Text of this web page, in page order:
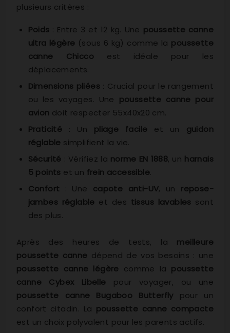
plusieurs critères :
Poids : Entre 3 et 12 kg. Une poussette canne
ultra légère (sous 6 kg) comme la poussette
canne Chicco est idéale pour les
déplacements.
Dimensions pliées : Crucial pour le rangement
ou les voyages. Une poussette canne pour
avion doit respecter 55x40x20 cm.
Praticité : Un pliage facile et un guidon
réglable simplifient la vie.
Sécurité : Vérifiez la norme EN 1888, un harnais
5 points et un frein accessible.
Confort : Une capote anti-UV, un repose-
jambes réglable et des tissus lavables sont
des plus.
Après des heures de tests, la meilleure
poussette canne dépend de vos besoins : une
poussette canne légère comme la poussette
canne Cybex Libelle pour voyager, ou une
poussette canne Bugaboo Butterfly pour un
confort citadin. La poussette canne compacte
est un choix polyvalent pour les parents actifs.